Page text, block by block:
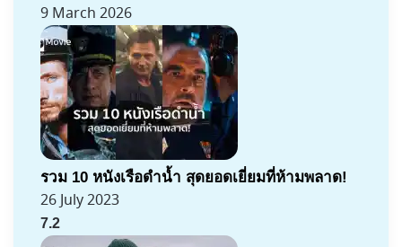
9 March 2026
รวม 10 หนังเรือดำน้ำ สุดยอดเยี่ยมที่ห้ามพลาด!
26 July 2023
7.2